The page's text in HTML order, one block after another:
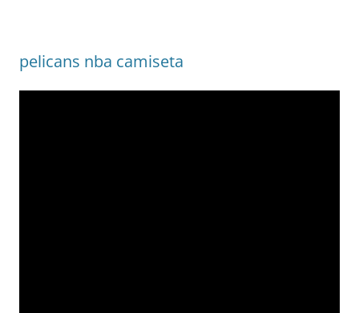
pelicans nba camiseta